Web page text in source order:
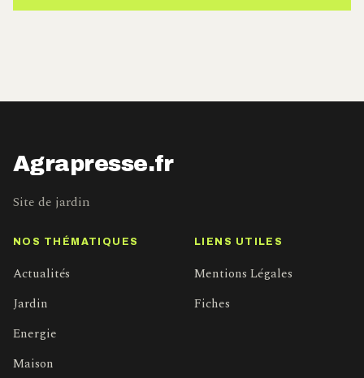
Agrapresse.fr
Site de jardin
NOS THÉMATIQUES
Actualités
Jardin
Energie
Maison
LIENS UTILES
Mentions Légales
Fiches